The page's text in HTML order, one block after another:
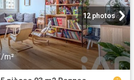
12 photos
m²